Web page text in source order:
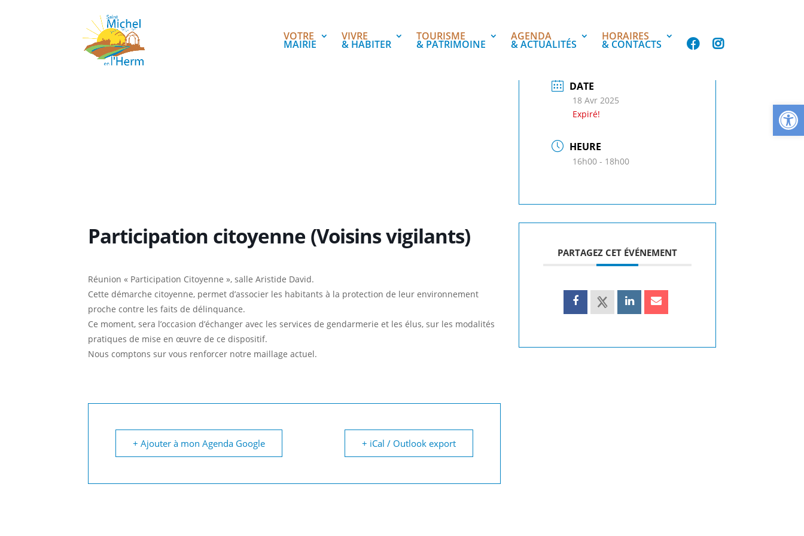
VOTRE
MAIRIE
VIVRE
& HABITER
TOURISME
& PATRIMOINE
AGENDA
& ACTUALITÉS
HORAIRES
& CONTACTS
Participation citoyenne (Voisins vigilants)
Réunion « Participation Citoyenne », salle Aristide David.
Cette démarche citoyenne, permet d’associer les habitants à la protection de leur environnement
proche contre les faits de délinquance.
Ce moment, sera l’occasion d’échanger avec les services de gendarmerie et les élus, sur les modalités
pratiques de mise en œuvre de ce dispositif.
Nous comptons sur vous renforcer notre maillage actuel.
+ Ajouter à mon Agenda Google + iCal / Outlook export
DATE
18 Avr 2025
Expiré!
HEURE
16h00 - 18h00
PARTAGEZ CET ÉVÉNEMENT
Ouvrir